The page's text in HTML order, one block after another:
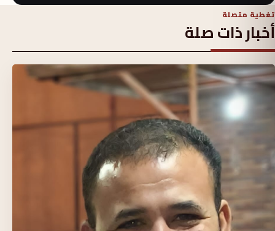
تغطية متصلة
أخبار ذات صلة